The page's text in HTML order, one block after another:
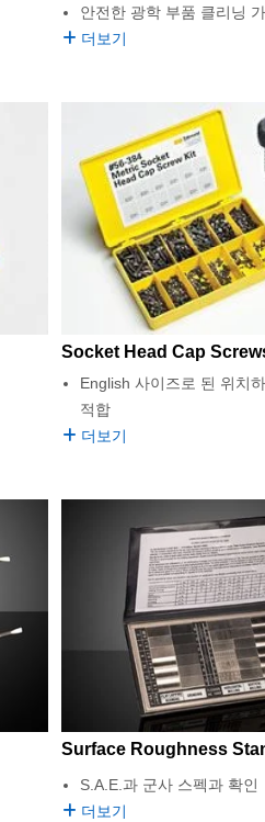
안전한 광학 부품 클리닝
더보기
Socket Head Cap
English 사이즈로 된 위치
적합
더보기
Surface Roughness
S.A.E.과 군사 스펙과 확인
더보기